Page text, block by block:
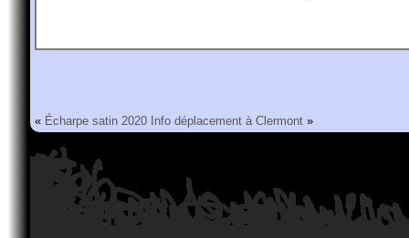
« Écharpe satin 2020 Info déplacement à Clermont »